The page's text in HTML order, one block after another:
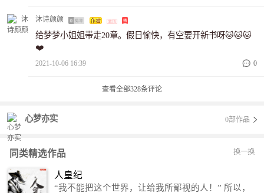
沐诗颜颜
给梦梦小姐姐带走20章。假日愉快，有空要开新书呀🐱🐱🐱
❤️
2021-10-06 16:39 0
查看全部328条评论
心梦亦实 0部作品
同类精选作品 换一换
人皇纪
“我不能把这个世界，让给我所鄙视的人！” 所以，